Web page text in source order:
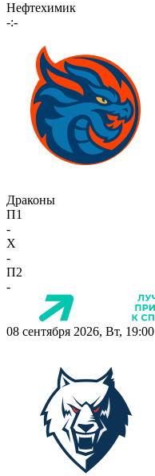
Нефтехимик
-:-
Драконы
П1
-
X
-
П2
-
08 сентября 2026, Вт, 19:00